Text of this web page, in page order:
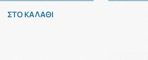
ΣΤΟ ΚΑΛΑΘΙ